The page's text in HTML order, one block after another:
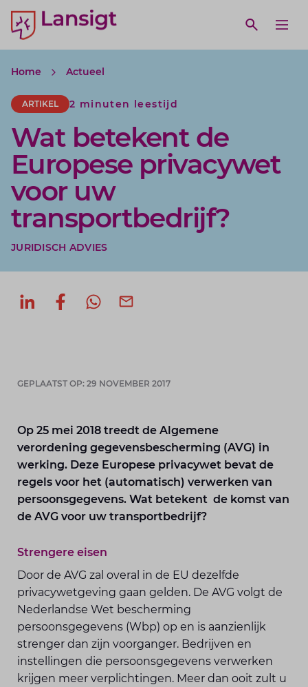
Lansigt Accountants logo
Open
search website
Home Actueel
ARTIKEL 2 minuten leestijd
Wat betekent de
Europese privacywet
voor uw
transportbedrijf?
JURIDISCH ADVIES
Deel op LinkedIn
Deel op Facebook
GEPLAATST OP: 29 NOVEMBER 2017
Op 25 mei 2018 treedt de Algemene
verordening gegevensbescherming (AVG) in
werking. Deze Europese privacywet bevat de
regels voor het (automatisch) verwerken van
persoonsgegevens. Wat betekent de komst van
de AVG voor uw transportbedrijf?
Strengere eisen
Door de AVG zal overal in de EU dezelfde
privacywetgeving gaan gelden. De AVG volgt de
Nederlandse Wet bescherming
persoonsgegevens (Wbp) op en is aanzienlijk
strenger dan zijn voorganger. Bedrijven en
instellingen die persoonsgegevens verwerken
krijgen meer verplichtingen. Meer dan ooit zult u